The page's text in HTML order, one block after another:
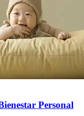
Personal